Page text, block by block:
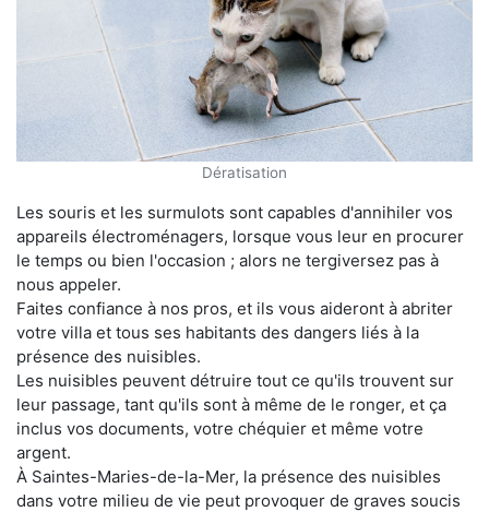
Dératisation
Les souris et les surmulots sont capables d'annihiler vos
appareils électroménagers, lorsque vous leur en procurer
le temps ou bien l'occasion ; alors ne tergiversez pas à
nous appeler.
Faites confiance à nos pros, et ils vous aideront à abriter
votre villa et tous ses habitants des dangers liés à la
présence des nuisibles.
Les nuisibles peuvent détruire tout ce qu'ils trouvent sur
leur passage, tant qu'ils sont à même de le ronger, et ça
inclus vos documents, votre chéquier et même votre
argent.
À Saintes-Maries-de-la-Mer, la présence des nuisibles
dans votre milieu de vie peut provoquer de graves soucis